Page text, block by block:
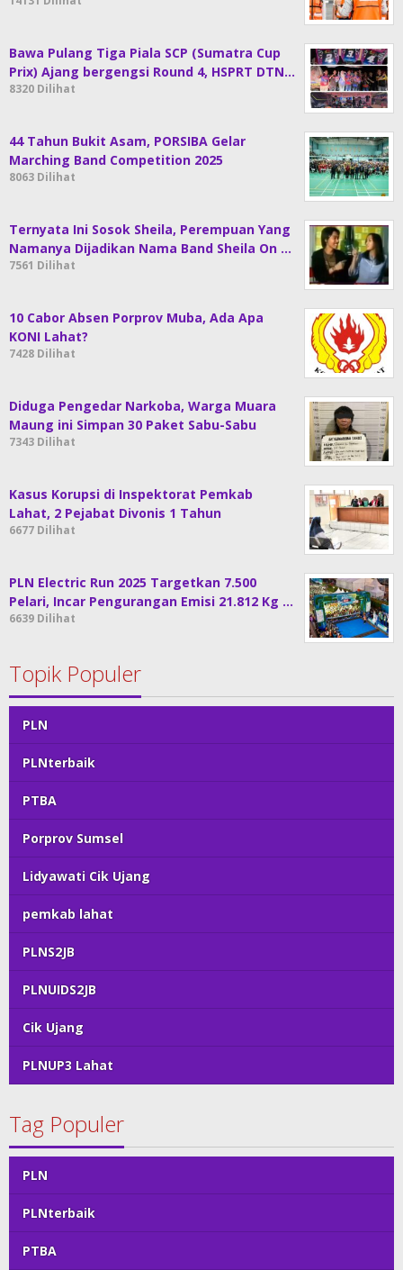
Bawa Pulang Tiga Piala SCP (Sumatra Cup
Prix) Ajang bergengsi Round 4, HSPRT DTN…
8320 Dilihat
44 Tahun Bukit Asam, PORSIBA Gelar
Marching Band Competition 2025
8063 Dilihat
Ternyata Ini Sosok Sheila, Perempuan Yang
Namanya Dijadikan Nama Band Sheila On …
7561 Dilihat
10 Cabor Absen Porprov Muba, Ada Apa
KONI Lahat?
7428 Dilihat
Diduga Pengedar Narkoba, Warga Muara
Maung ini Simpan 30 Paket Sabu-Sabu
7343 Dilihat
Kasus Korupsi di Inspektorat Pemkab
Lahat, 2 Pejabat Divonis 1 Tahun
6677 Dilihat
PLN Electric Run 2025 Targetkan 7.500
Pelari, Incar Pengurangan Emisi 21.812 Kg …
6639 Dilihat
Topik Populer
PLN
PLNterbaik
PTBA
Porprov Sumsel
Lidyawati Cik Ujang
pemkab lahat
PLNS2JB
PLNUIDS2JB
Cik Ujang
PLNUP3 Lahat
Tag Populer
PLN
PLNterbaik
PTBA